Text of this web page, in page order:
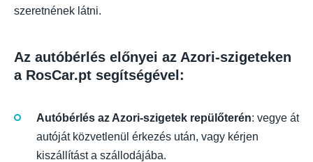
szeretnének látni.
Az autóbérlés előnyei az Azori-szigeteken
a RosCar.pt segítségével:
Autóbérlés az Azori-szigetek repülőterén: vegye át
autóját közvetlenül érkezés után, vagy kérjen
kiszállítást a szállodájába.